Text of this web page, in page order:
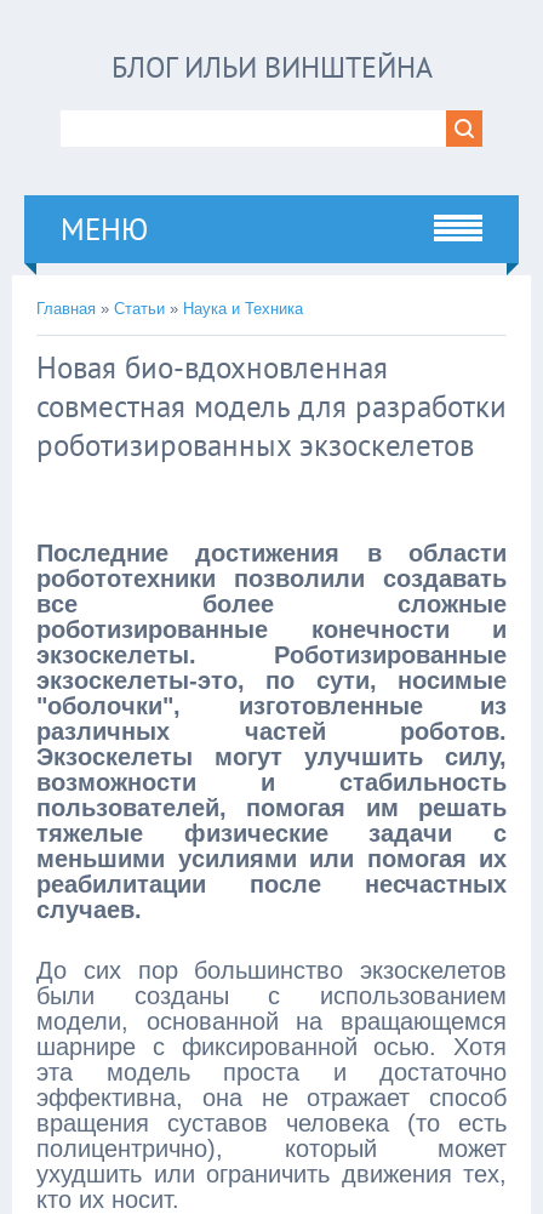
БЛОГ ИЛЬИ ВИНШТЕЙНА
МЕНЮ
Главная » Статьи » Наука и Техника
Новая био-вдохновленная
совместная модель для разработки
роботизированных экзоскелетов
Последние достижения в области
робототехники позволили создавать
все более сложные
роботизированные конечности и
экзоскелеты. Роботизированные
экзоскелеты-это, по сути, носимые
"оболочки", изготовленные из
различных частей роботов.
Экзоскелеты могут улучшить силу,
возможности и стабильность
пользователей, помогая им решать
тяжелые физические задачи с
меньшими усилиями или помогая их
реабилитации после несчастных
случаев.
До сих пор большинство экзоскелетов
были созданы с использованием
модели, основанной на вращающемся
шарнире с фиксированной осью. Хотя
эта модель проста и достаточно
эффективна, она не отражает способ
вращения суставов человека (то есть
полицентрично), который может
ухудшить или ограничить движения тех,
кто их носит.